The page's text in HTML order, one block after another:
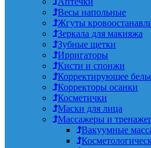
Весы напольные
Жгуты
Зеркала для макияжа
Зубные щетки
Ирригаторы
Кисти и спонжи
Корректирующее
Корректоры осанки
Косметички
Маски для лица
Массажеры и
Вакуумные